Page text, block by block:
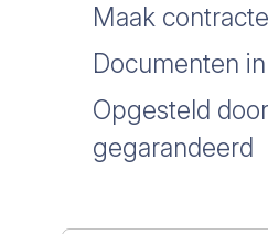
Maak
Documenten
Opgesteld
gegarandeerd